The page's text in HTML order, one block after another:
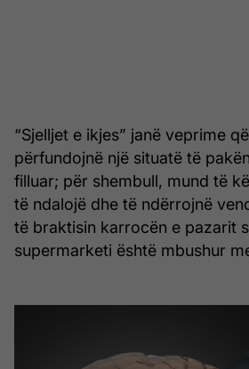
“Sjelljet e ikjes” janë veprime
përfundojnë një situatë të
filluar; për shembull, mund të
të ndalojë dhe të ndërrojnë
të braktisin karrocën e pazarit
supermarketi është mbushur